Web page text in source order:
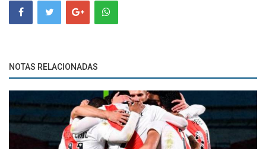
NOTAS RELACIONADAS